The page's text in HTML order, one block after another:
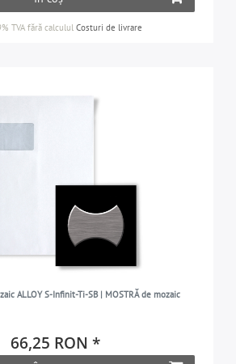
TVAfără calculul Costuri de livrare
ALLOY S-Infinit-Ti-SB | MOSTRĂ de mozaic
66,25 RON *